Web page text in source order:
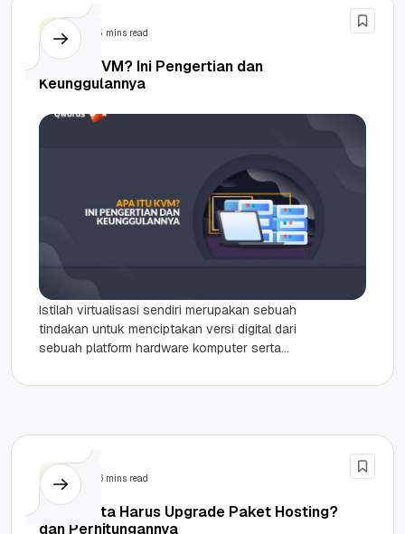
5 mins read
Apa Itu KVM? Ini Pengertian dan
Keunggulannya
Istilah virtualisasi sendiri merupakan sebuah
tindakan untuk menciptakan versi digital dari
sebuah platform hardware komputer serta
server yang saat...
6 mins read
Kapan Kita Harus Upgrade Paket Hosting?
dan Perhitungannya